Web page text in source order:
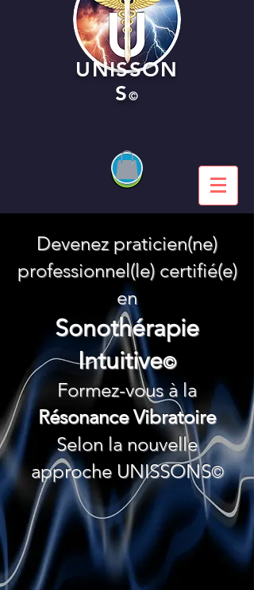
UNISSON
S©
Devenez praticien(ne)
professionnel(le) certifié(e)
en
Sonothérapie
Intuitive©
Formez-vous à la
Résonance Vibratoire
Selon la nouvelle
approche UNISSONS©